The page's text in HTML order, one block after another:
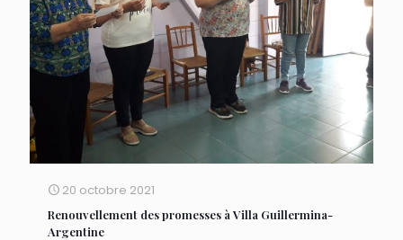
20 octobre 2021
Renouvellement des promesses à Villa Guillermina-
Argentine